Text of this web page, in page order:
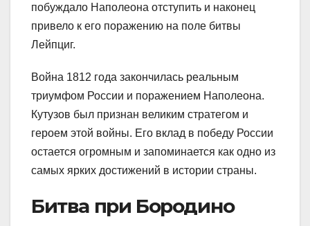
побуждало Наполеона отступить и наконец
привело к его поражению на поле битвы
Лейпциг.
Война 1812 года закончилась реальным
триумфом России и поражением Наполеона.
Кутузов был признан великим стратегом и
героем этой войны. Его вклад в победу России
остается огромным и запоминается как одно из
самых ярких достижений в истории страны.
Битва при Бородино